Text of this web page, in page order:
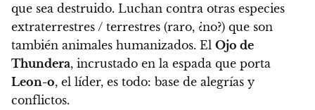
que sea destruido. Luchan contra otras especies
extraterrestres / terrestres (raro, ¿no?) que son
también animales humanizados. El Ojo de
Thundera, incrustado en la espada que porta
Leon-o, el líder, es todo: base de alegrías y
conflictos.